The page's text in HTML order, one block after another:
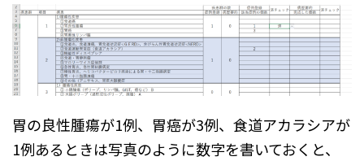
胃の良性腫瘍が1例、胃癌が3例、食道アカラシアが
1例あるときは写真のように数字を書いておくと、